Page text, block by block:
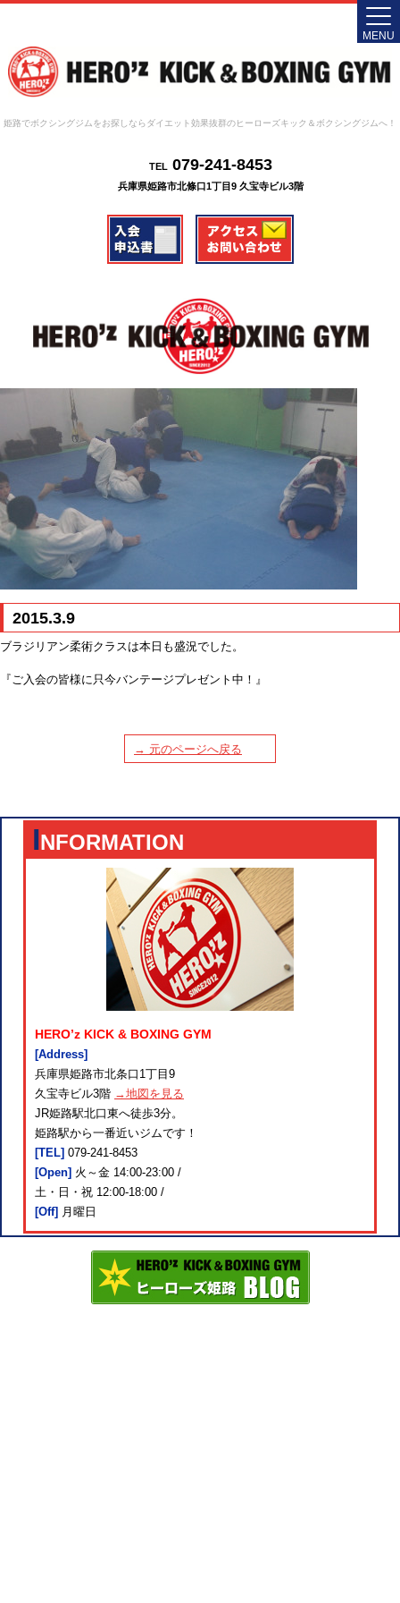
姫路でボクシングジムをお探しならダイエット効果抜群のヒーローズキック＆ボクシングジムへ！
TEL079-241-8453
兵庫県姫路市北條口1丁目9 久宝寺ビル3階
MENU
2015.3.9
ブラジリアン柔術クラスは本日も盛況でした。
『ご入会の皆様に只今バンテージプレゼント中！』
→ 元のページへ戻る
INFORMATION
HERO’z KICK & BOXING GYM
[Address]
兵庫県姫路市北条口1丁目9
久宝寺ビル3階 →地図を見る
JR姫路駅北口東へ徒歩3分。
姫路駅から一番近いジムです！
[TEL] 079-241-8453
[Open] 火～金 14:00-23:00 /
土・日・祝 12:00-18:00 /
[Off] 月曜日